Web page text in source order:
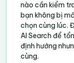
nào cần kiểm
bạn không bị
chọn cùng lúc.
AI Search để
định hướng
cùng.